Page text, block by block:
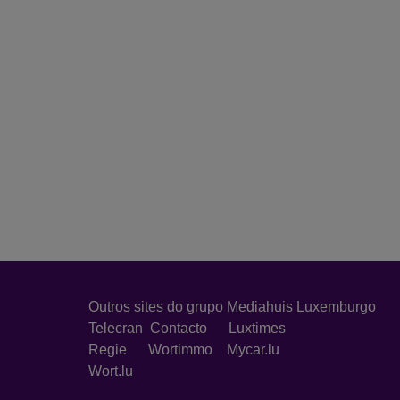
Outros sites do grupo Mediahuis Luxemburgo
Telecran Contacto
Luxtimes
Regie Wortimmo
Mycar.lu
Wort.lu